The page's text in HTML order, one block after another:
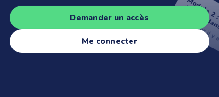
Demander un accès
Me connecter